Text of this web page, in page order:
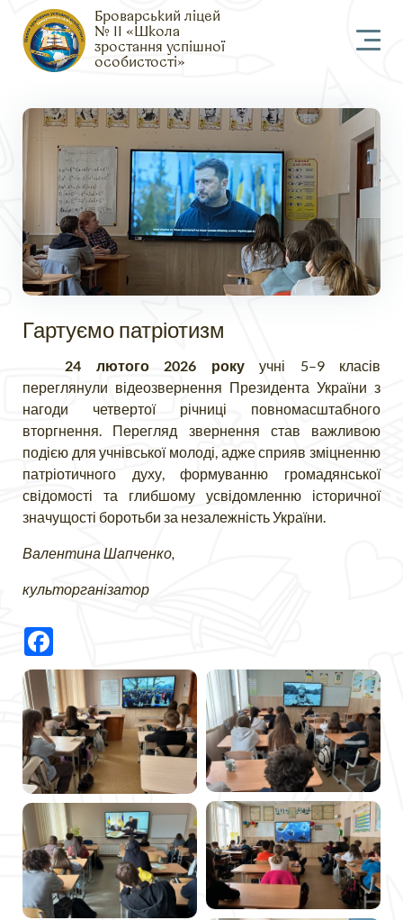
Броварський ліцей
№ 11 «Школа
зростання успішної
особистості»
Гартуємо патріотизм
24 лютого 2026 року
учні 5–9 класів
переглянули відеозвернення Президента України з
нагоди четвертої річниці повномасштабного
вторгнення. Перегляд звернення став важливою
подією для учнівської молоді, адже сприяв зміцненню
патріотичного духу, формуванню громадянської
свідомості та глибшому усвідомленню історичної
значущості боротьби за незалежність України.
Валентина Шапченко,
культорганізатор